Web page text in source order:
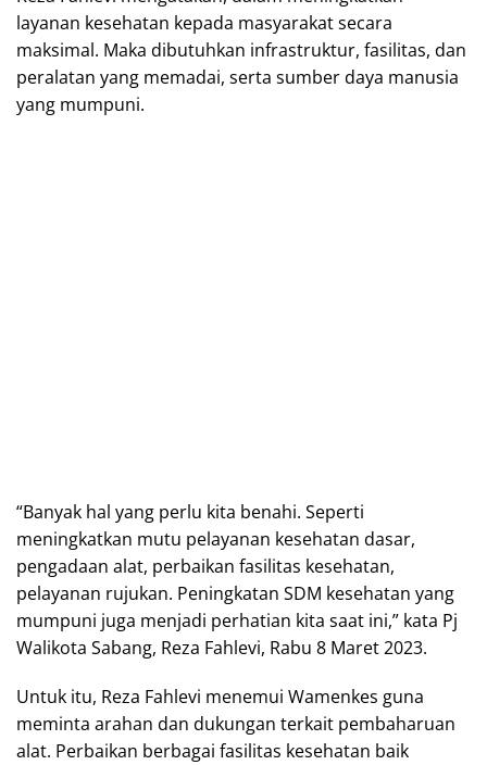
layanan kesehatan kepada masyarakat secara
maksimal. Maka dibutuhkan infrastruktur, fasilitas, dan
peralatan yang memadai, serta sumber daya manusia
yang mumpuni.
“Banyak hal yang perlu kita benahi. Seperti
meningkatkan mutu pelayanan kesehatan dasar,
pengadaan alat, perbaikan fasilitas kesehatan,
pelayanan rujukan. Peningkatan SDM kesehatan yang
mumpuni juga menjadi perhatian kita saat ini,” kata Pj
Walikota Sabang, Reza Fahlevi, Rabu 8 Maret 2023.
Untuk itu, Reza Fahlevi menemui Wamenkes guna
meminta arahan dan dukungan terkait pembaharuan
alat. Perbaikan berbagai fasilitas kesehatan baik